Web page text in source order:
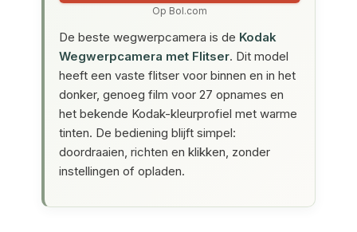
Op Bol.com
De beste wegwerpcamera is de Kodak
Wegwerpcamera met Flitser. Dit model
heeft een vaste flitser voor binnen en in het
donker, genoeg film voor 27 opnames en
het bekende Kodak-kleurprofiel met warme
tinten. De bediening blijft simpel:
doordraaien, richten en klikken, zonder
instellingen of opladen.